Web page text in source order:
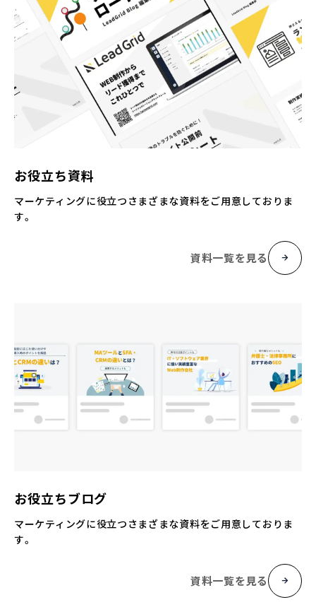
お役立ち資料
マーケティングに役立つさまざまな資料をご用意しておりま
す。
資料一覧を見る
お役立ちブログ
マーケティングに役立つさまざまな資料をご用意しておりま
す。
資料一覧を見る